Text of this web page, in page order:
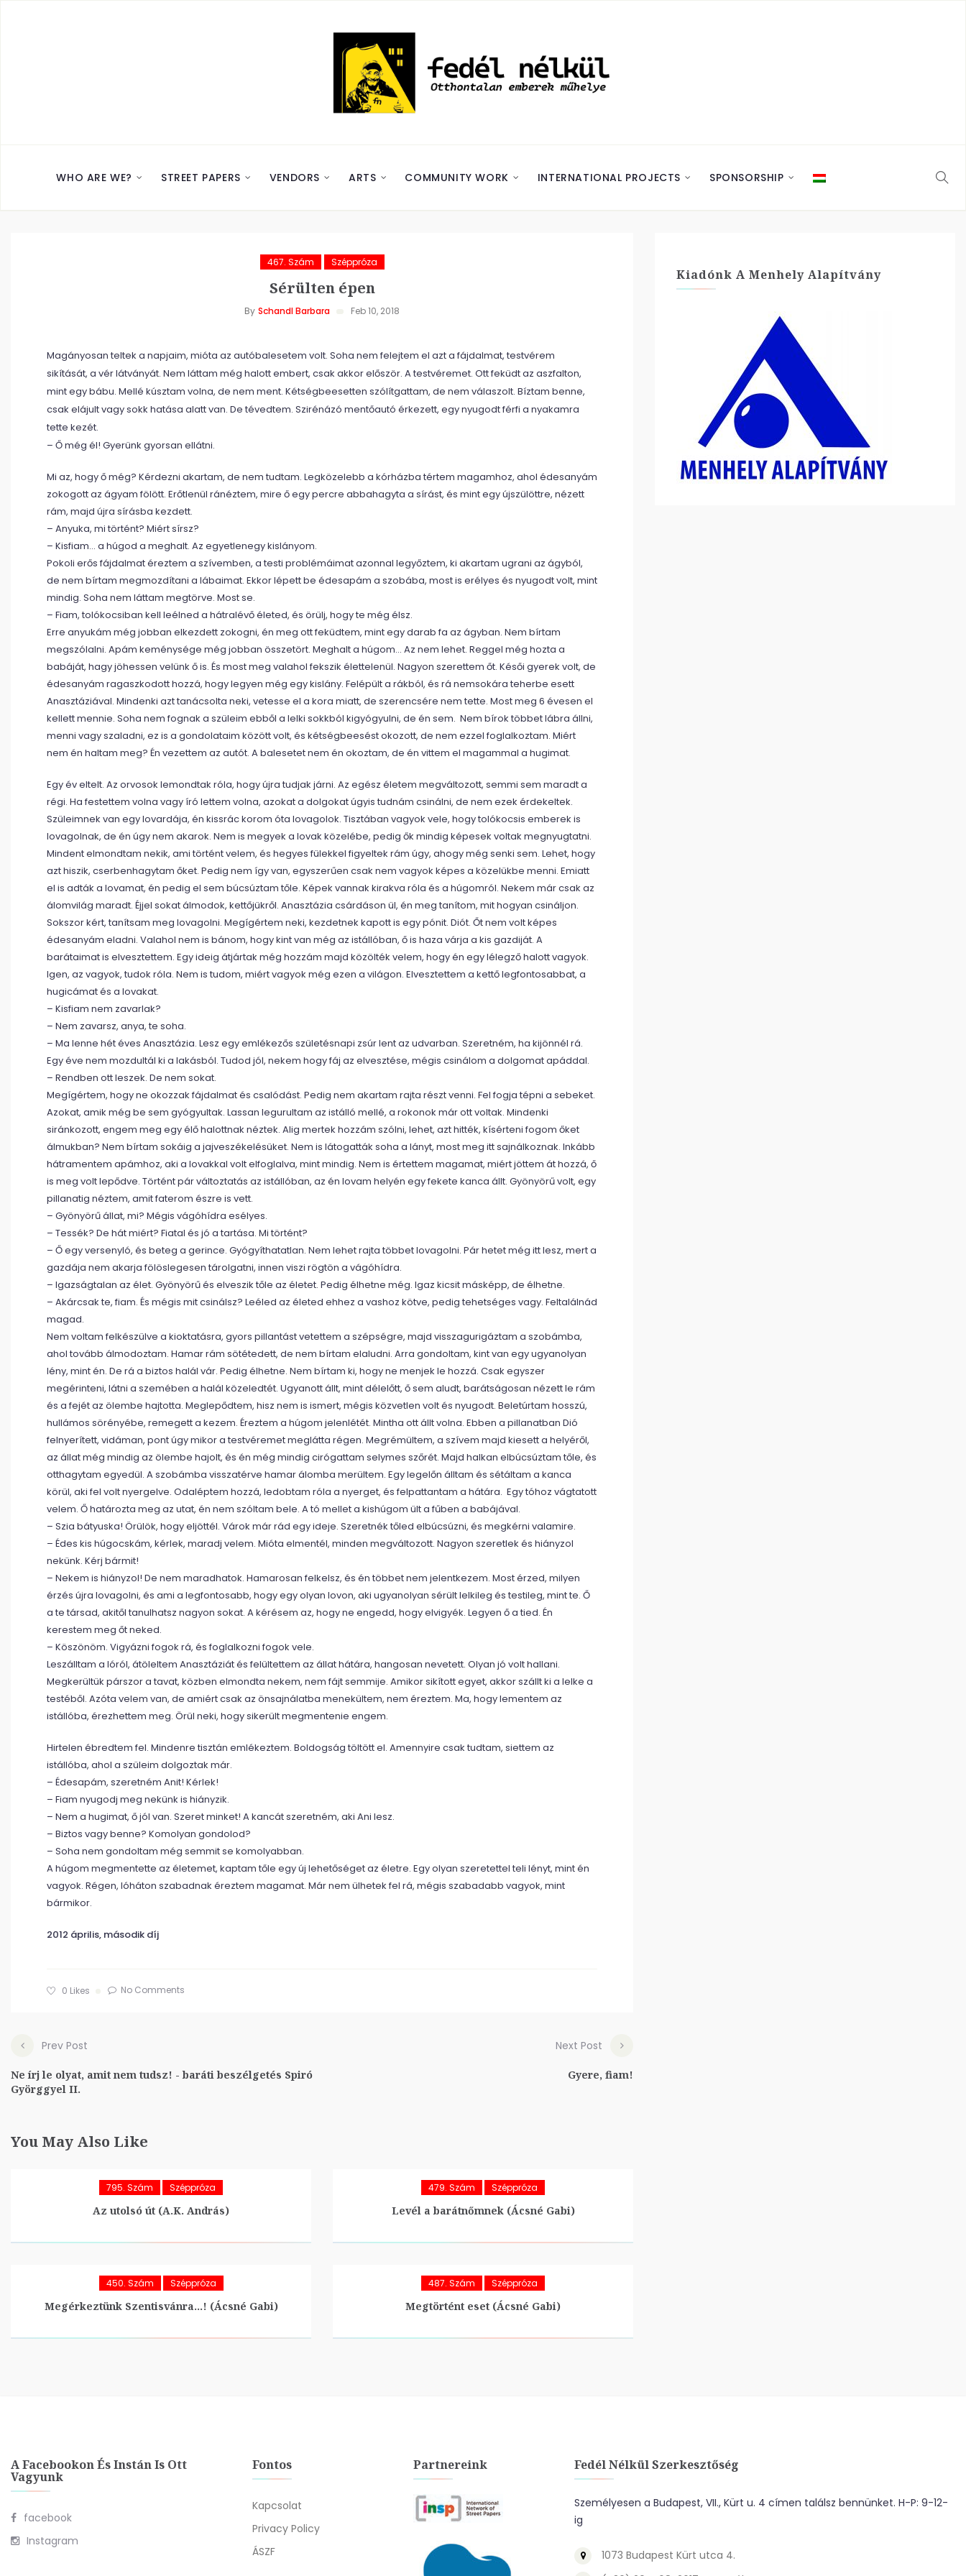
WHO ARE WE? STREET PAPERS VENDORS ARTS COMMUNITY WORK INTERNATIONAL PROJECTS SPONSORSHIP
467. Szám Széppróza
Sérülten épen
By Schandl Barbara Feb 10, 2018
Magányosan teltek a napjaim, mióta az autóbalesetem volt. Soha nem felejtem el azt a fájdalmat, testvérem
sikítását, a vér látványát. Nem láttam még halott embert, csak akkor először. A testvéremet. Ott feküdt az aszfalton,
mint egy bábu. Mellé kúsztam volna, de nem ment. Kétségbeesetten szólítgattam, de nem válaszolt. Bíztam benne,
csak elájult vagy sokk hatása alatt van. De tévedtem. Szirénázó mentőautó érkezett, egy nyugodt férfi a nyakamra
tette kezét.
– Ő még él! Gyerünk gyorsan ellátni.
Mi az, hogy ő még? Kérdezni akartam, de nem tudtam. Legközelebb a kórházba tértem magamhoz, ahol édesanyám
zokogott az ágyam fölött. Erőtlenül ránéztem, mire ő egy percre abbahagyta a sírást, és mint egy újszülöttre, nézett
rám, majd újra sírásba kezdett.
– Anyuka, mi történt? Miért sírsz?
– Kisfiam… a húgod a meghalt. Az egyetlenegy kislányom.
Pokoli erős fájdalmat éreztem a szívemben, a testi problémáimat azonnal legyőztem, ki akartam ugrani az ágyból,
de nem bírtam megmozdítani a lábaimat. Ekkor lépett be édesapám a szobába, most is erélyes és nyugodt volt, mint
mindig. Soha nem láttam megtörve. Most se.
– Fiam, tolókocsiban kell leélned a hátralévő életed, és örülj, hogy te még élsz.
Erre anyukám még jobban elkezdett zokogni, én meg ott feküdtem, mint egy darab fa az ágyban. Nem bírtam
megszólalni. Apám keménysége még jobban összetört. Meghalt a húgom… Az nem lehet. Reggel még hozta a
babáját, hagy jöhessen velünk ő is. És most meg valahol fekszik élettelenül. Nagyon szerettem őt. Késői gyerek volt, de
édesanyám ragaszkodott hozzá, hogy legyen még egy kislány. Felépült a rákból, és rá nemsokára teherbe esett
Anasztáziával. Mindenki azt tanácsolta neki, vetesse el a kora miatt, de szerencsére nem tette. Most meg 6 évesen el
kellett mennie. Soha nem fognak a szüleim ebből a lelki sokkból kigyógyulni, de én sem. Nem bírok többet lábra állni,
menni vagy szaladni, ez is a gondolataim között volt, és kétségbeesést okozott, de nem ezzel foglalkoztam. Miért
nem én haltam meg? Én vezettem az autót. A balesetet nem én okoztam, de én vittem el magammal a hugimat.
Egy év eltelt. Az orvosok lemondtak róla, hogy újra tudjak járni. Az egész életem megváltozott, semmi sem maradt a
régi. Ha festettem volna vagy író lettem volna, azokat a dolgokat úgyis tudnám csinálni, de nem ezek érdekeltek.
Szüleimnek van egy lovardája, én kissrác korom óta lovagolok. Tisztában vagyok vele, hogy tolókocsis emberek is
lovagolnak, de én úgy nem akarok. Nem is megyek a lovak közelébe, pedig ők mindig képesek voltak megnyugtatni.
Mindent elmondtam nekik, ami történt velem, és hegyes fülekkel figyeltek rám úgy, ahogy még senki sem. Lehet, hogy
azt hiszik, cserbenhagytam őket. Pedig nem így van, egyszerűen csak nem vagyok képes a közelükbe menni. Emiatt
el is adták a lovamat, én pedig el sem búcsúztam tőle. Képek vannak kirakva róla és a húgomról. Nekem már csak az
álomvilág maradt. Éjjel sokat álmodok, kettőjükről. Anasztázia csárdáson ül, én meg tanítom, mit hogyan csináljon.
Sokszor kért, tanítsam meg lovagolni. Megígértem neki, kezdetnek kapott is egy pónit. Diót. Őt nem volt képes
édesanyám eladni. Valahol nem is bánom, hogy kint van még az istállóban, ő is haza várja a kis gazdiját. A
barátaimat is elvesztettem. Egy ideig átjártak még hozzám majd közölték velem, hogy én egy lélegző halott vagyok.
Igen, az vagyok, tudok róla. Nem is tudom, miért vagyok még ezen a világon. Elvesztettem a kettő legfontosabbat, a
hugicámat és a lovakat.
– Kisfiam nem zavarlak?
– Nem zavarsz, anya, te soha.
– Ma lenne hét éves Anasztázia. Lesz egy emlékezős születésnapi zsúr lent az udvarban. Szeretném, ha kijönnél rá.
Egy éve nem mozdultál ki a lakásból. Tudod jól, nekem hogy fáj az elvesztése, mégis csinálom a dolgomat apáddal.
– Rendben ott leszek. De nem sokat.
Megígértem, hogy ne okozzak fájdalmat és csalódást. Pedig nem akartam rajta részt venni. Fel fogja tépni a sebeket.
Azokat, amik még be sem gyógyultak. Lassan legurultam az istálló mellé, a rokonok már ott voltak. Mindenki
siránkozott, engem meg egy élő halottnak néztek. Alig mertek hozzám szólni, lehet, azt hitték, kísérteni fogom őket
álmukban? Nem bírtam sokáig a jajveszékelésüket. Nem is látogatták soha a lányt, most meg itt sajnálkoznak. Inkább
hátramentem apámhoz, aki a lovakkal volt elfoglalva, mint mindig. Nem is értettem magamat, miért jöttem át hozzá, ő
is meg volt lepődve. Történt pár változtatás az istállóban, az én lovam helyén egy fekete kanca állt. Gyönyörű volt, egy
pillanatig néztem, amit faterom észre is vett.
– Gyönyörű állat, mi? Mégis vágóhídra esélyes.
– Tessék? De hát miért? Fiatal és jó a tartása. Mi történt?
– Ő egy versenyló, és beteg a gerince. Gyógyíthatatlan. Nem lehet rajta többet lovagolni. Pár hetet még itt lesz, mert a
gazdája nem akarja fölöslegesen tárolgatni, innen viszi rögtön a vágóhídra.
– Igazságtalan az élet. Gyönyörű és elveszik tőle az életet. Pedig élhetne még. Igaz kicsit másképp, de élhetne.
– Akárcsak te, fiam. És mégis mit csinálsz? Leéled az életed ehhez a vashoz kötve, pedig tehetséges vagy. Feltalálnád
magad.
Nem voltam felkészülve a kioktatásra, gyors pillantást vetettem a szépségre, majd visszagurigáztam a szobámba,
ahol tovább álmodoztam. Hamar rám sötétedett, de nem bírtam elaludni. Arra gondoltam, kint van egy ugyanolyan
lény, mint én. De rá a biztos halál vár. Pedig élhetne. Nem bírtam ki, hogy ne menjek le hozzá. Csak egyszer
megérinteni, látni a szemében a halál közeledtét. Ugyanott állt, mint délelőtt, ő sem aludt, barátságosan nézett le rám
és a fejét az ölembe hajtotta. Meglepődtem, hisz nem is ismert, mégis közvetlen volt és nyugodt. Beletúrtam hosszú,
hullámos sörényébe, remegett a kezem. Éreztem a húgom jelenlétét. Mintha ott állt volna. Ebben a pillanatban Dió
felnyerített, vidáman, pont úgy mikor a testvéremet meglátta régen. Megrémültem, a szívem majd kiesett a helyéről,
az állat még mindig az ölembe hajolt, és én még mindig cirógattam selymes szőrét. Majd halkan elbúcsúztam tőle, és
otthagytam egyedül. A szobámba visszatérve hamar álomba merültem. Egy legelőn álltam és sétáltam a kanca
körül, aki fel volt nyergelve. Odaléptem hozzá, ledobtam róla a nyerget, és felpattantam a hátára. Egy tóhoz vágtatott
velem. Ő határozta meg az utat, én nem szóltam bele. A tó mellet a kishúgom ült a fűben a babájával.
– Szia bátyuska! Örülök, hogy eljöttél. Várok már rád egy ideje. Szeretnék tőled elbúcsúzni, és megkérni valamire.
– Édes kis húgocskám, kérlek, maradj velem. Mióta elmentél, minden megváltozott. Nagyon szeretlek és hiányzol
nekünk. Kérj bármit!
– Nekem is hiányzol! De nem maradhatok. Hamarosan felkelsz, és én többet nem jelentkezem. Most érzed, milyen
érzés újra lovagolni, és ami a legfontosabb, hogy egy olyan lovon, aki ugyanolyan sérült lelkileg és testileg, mint te. Ő
a te társad, akitől tanulhatsz nagyon sokat. A kérésem az, hogy ne engedd, hogy elvigyék. Legyen ő a tied. Én
kerestem meg őt neked.
– Köszönöm. Vigyázni fogok rá, és foglalkozni fogok vele.
Leszálltam a lóról, átöleltem Anasztáziát és felültettem az állat hátára, hangosan nevetett. Olyan jó volt hallani.
Megkerültük párszor a tavat, közben elmondta nekem, nem fájt semmije. Amikor sikított egyet, akkor szállt ki a lelke a
testéből. Azóta velem van, de amiért csak az önsajnálatba menekültem, nem éreztem. Ma, hogy lementem az
istállóba, érezhettem meg. Örül neki, hogy sikerült megmentenie engem.
Hirtelen ébredtem fel. Mindenre tisztán emlékeztem. Boldogság töltött el. Amennyire csak tudtam, siettem az
istállóba, ahol a szüleim dolgoztak már.
– Édesapám, szeretném Anit! Kérlek!
– Fiam nyugodj meg nekünk is hiányzik.
– Nem a hugimat, ő jól van. Szeret minket! A kancát szeretném, aki Ani lesz.
– Biztos vagy benne? Komolyan gondolod?
– Soha nem gondoltam még semmit se komolyabban.
A húgom megmentette az életemet, kaptam tőle egy új lehetőséget az életre. Egy olyan szeretettel teli lényt, mint én
vagyok. Régen, lóháton szabadnak éreztem magamat. Már nem ülhetek fel rá, mégis szabadabb vagyok, mint
bármikor.
2012 április, második díj
0 Likes No Comments
Prev Post
Ne írj le olyat, amit nem tudsz! - baráti beszélgetés Spiró
Györggyel II.
Next Post
Gyere, fiam!
You May Also Like
795. Szám Széppróza
Az utolsó út (A.K. András)
479. Szám Széppróza
Levél a barátnőmnek (Ácsné Gabi)
450. Szám Széppróza
Megérkeztünk Szentisvánra…! (Ácsné Gabi)
487. Szám Széppróza
Megtörtént eset (Ácsné Gabi)
Kiadónk A Menhely Alapítvány
A Facebookon És Instán Is Ott
Vagyunk
facebook
Instagram
Fontos
Kapcsolat
Privacy Policy
ÁSZF
Partnereink Fedél Nélkül Szerkesztőség
Személyesen a Budapest, VII., Kürt u. 4 címen találsz bennünket. H-P: 9-12-
ig
1073 Budapest Kürt utca 4.